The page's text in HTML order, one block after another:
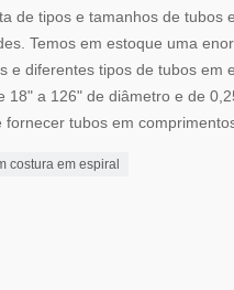
de tipos e tamanhos de tubos
Temos em estoque uma
e diferentes tipos de tubos em
18" a 126" de diâmetro e de
tubos em
costura em espiral